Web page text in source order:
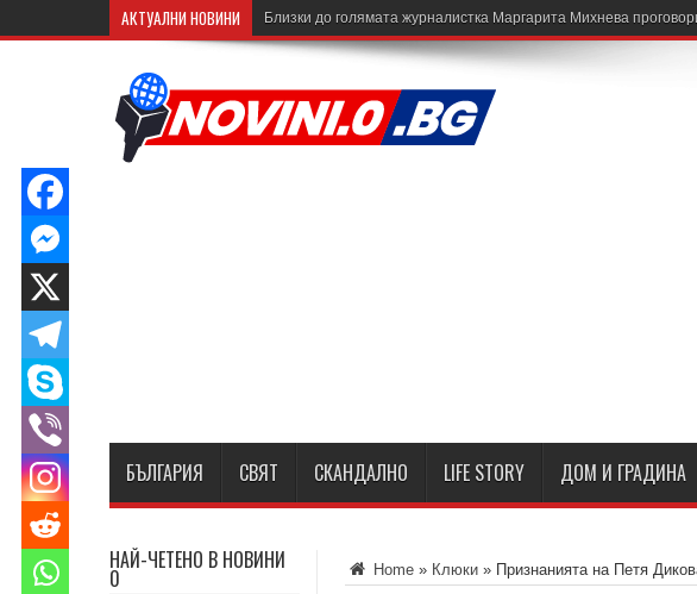
АКТУАЛНИ НОВИНИ Близки до голямата журналистка Маргарита Михнева
БЪЛГАРИЯ СВЯТ СКАНДАЛНО LIFE STORY ДОМ И ГРАДИНА
Home » Клюки » Признанията на Петя
НАЙ-ЧЕТЕНО В НОВИНИ
0